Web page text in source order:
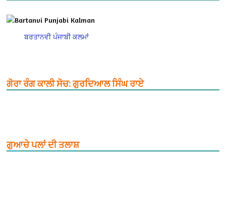
ਬਰਤਾਨਵੀ ਪੰਜਾਬੀ ਕਲਮਾਂ
ਗੋਰਾ ਰੰਗ ਕਾਲੀ ਸੋਚ: ਗੁਰਦਿਆਲ ਸਿੰਘ ਰਾਏ
ਗੁਆਚੇ ਪਲਾਂ ਦੀ ਤਲਾਸ਼